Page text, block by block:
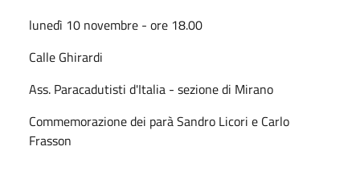
lunedì 10 novembre - ore 18.00
Calle Ghirardi
Ass. Paracadutisti d'Italia - sezione di Mirano
Commemorazione dei parà Sandro Licori e Carlo
Frasson